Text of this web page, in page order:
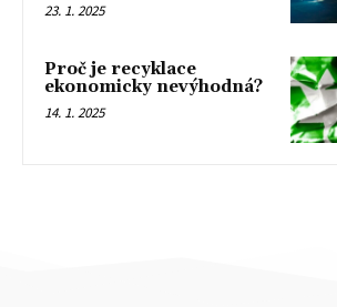
23. 1. 2025
Proč je recyklace
ekonomicky nevýhodná?
14. 1. 2025